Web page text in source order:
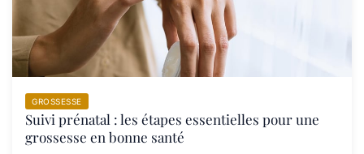
GROSSESSE
Suivi prénatal : les étapes essentielles pour une
grossesse en bonne santé